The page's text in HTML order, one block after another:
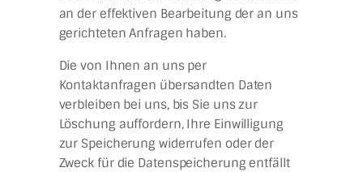
an der effektiven Bearbeitung der an uns
gerichteten Anfragen haben.
Die von Ihnen an uns per
Kontaktanfragen übersandten Daten
verbleiben bei uns, bis Sie uns zur
Löschung auffordern, Ihre Einwilligung
zur Speicherung widerrufen oder der
Zweck für die Datenspeicherung entfällt